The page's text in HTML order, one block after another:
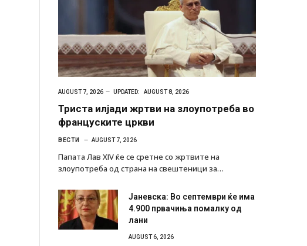
AUGUST 7, 2026 UPDATED: AUGUST 8, 2026
Триста илјади жртви на злоупотреба во
француските цркви
ВЕСТИ AUGUST 7, 2026
Папата Лав XIV ќе се сретне со жртвите на
злоупотреба од страна на свештеници за…
Јаневска: Во септември ќе има
4.900 првачиња помалку од
лани
AUGUST 6, 2026